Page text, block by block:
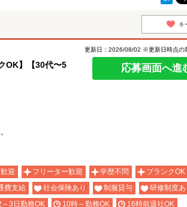
キ
OK】【30代〜5
更新日：2026/08/02 ※更新日時点の
応募画面へ進
迎 フリーター歓迎 学歴不問
ブランクOK
費支給 社会保険あり 制服貸与
研修制度あ
～3日勤務OK 10時～勤務OK
16時前退社OK